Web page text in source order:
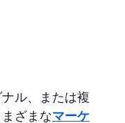
ル、または複
ざまなマーケ